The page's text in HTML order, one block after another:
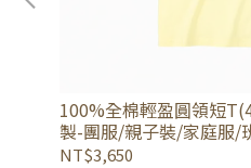
100%全棉輕盈圓領短
製-團服/親子裝/家庭服/
可客製 (免運)
NT$3,650